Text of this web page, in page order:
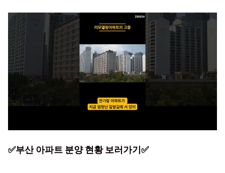
✅부산 아파트 분양 현황 보러가기✅